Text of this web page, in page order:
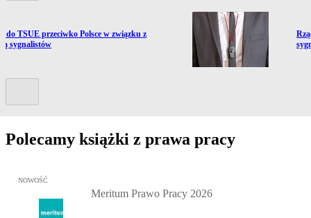
do artykułu:
do TSUE przeciwko Polsce w związku z
sygnalistów
Polecamy książki z prawa pracy
Przejdź do: Meritum Prawo Pracy 2026, Kazimierz Jaśkowski -
NOWOŚĆ
Meritum Prawo Pracy 2026